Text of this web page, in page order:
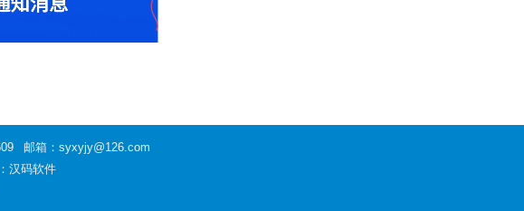
邮箱：syxyjy@126.com
汉码软件